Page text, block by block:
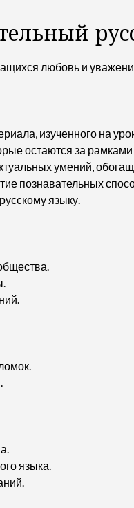
любовь и
изученного на
остаются за
умений,
познавательных
языку.
языка.